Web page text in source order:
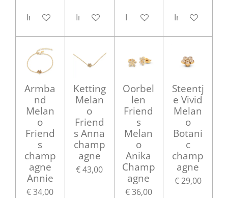
In winkelwagenIn winkelwagenIn winkelwagenIn
Armba
nd
Melan
o
Friend
s
champ
agne
Annie
€ 34,00
Ketting
Melan
o
Friend
s Anna
champ
agne
€ 43,00
Oorbel
len
Friend
s
Melan
o
Anika
Champ
agne
€ 36,00
Steentj
e Vivid
Melan
o
Botani
c
champ
agne
€ 29,00